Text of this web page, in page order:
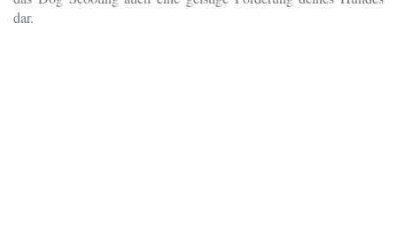
dar.